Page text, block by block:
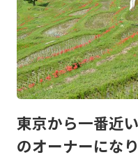
東京から一番近
のオーナーにな